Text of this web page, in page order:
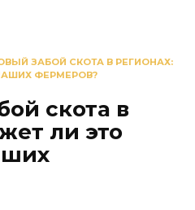
ЗАБОЙ СКОТА В РЕГИОНАХ:
ФЕРМЕРОВ?
скота в
ли это